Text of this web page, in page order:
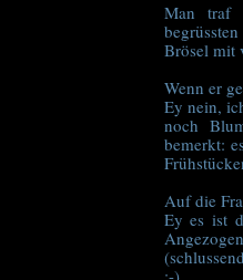
Man traf
Brösel mit
Wenn er
Ey nein,
noch
bemerkt:
Auf die
Ey es ist
;-)